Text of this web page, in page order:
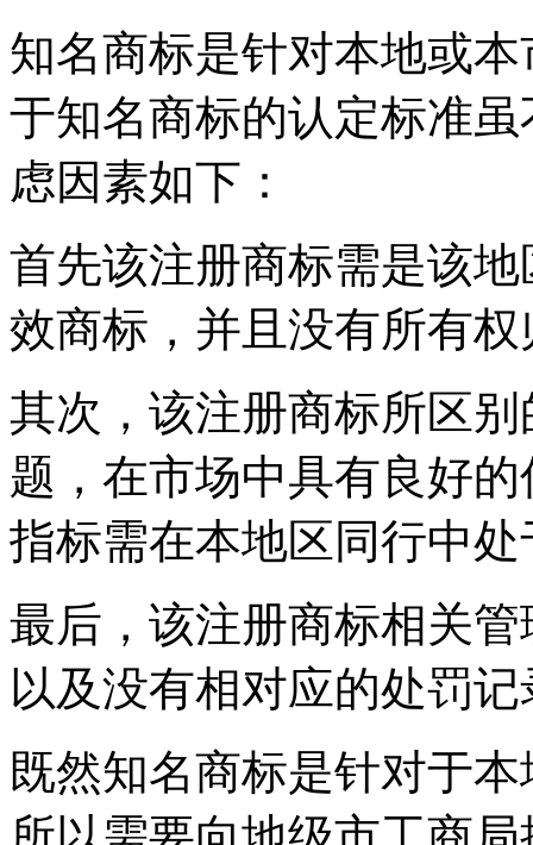
知名商标是针对本地或
于知名商标的认定标准
虑因素如下：
首先该注册商标需是该
效商标，并且没有所有
其次，该注册商标所区
题，在市场中具有良好
指标需在本地区同行中
最后，该注册商标相关
以及没有相对应的处罚记
既然知名商标是针对于